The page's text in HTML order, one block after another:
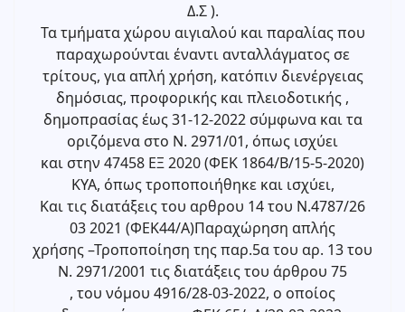
Δ.Σ ).
Τα τμήματα χώρου αιγιαλού και παραλίας που
παραχωρούνται έναντι ανταλλάγματος σε
τρίτους, για απλή χρήση, κατόπιν διενέργειας
δημόσιας, προφορικής και πλειοδοτικής ,
δημοπρασίας έως 31-12-2022 σύμφωνα και τα
οριζόμενα στο Ν. 2971/01, όπως ισχύει
και στην 47458 ΕΞ 2020 (ΦΕΚ 1864/Β/15-5-2020)
ΚΥΑ, όπως τροποποιήθηκε και ισχύει,
Και τις διατάξεις του αρθρου 14 του Ν.4787/26
03 2021 (ΦΕΚ44/Α)Παραχώρηση απλής
χρήσης –Τροποποίηση της παρ.5α του αρ. 13 του
Ν. 2971/2001 τις διατάξεις του άρθρου 75
, του νόμου 4916/28-03-2022, ο οποίος